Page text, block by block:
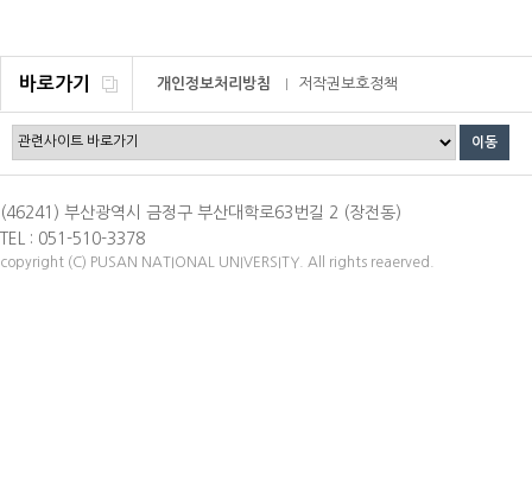
바로가기 개인정보처리방침 저작권보호정책
(46241) 부산광역시 금정구 부산대학로63번길 2 (장전동)
TEL : 051-510-3378
copyright (C) PUSAN NATIONAL UNIVERSITY. All rights reaerved.